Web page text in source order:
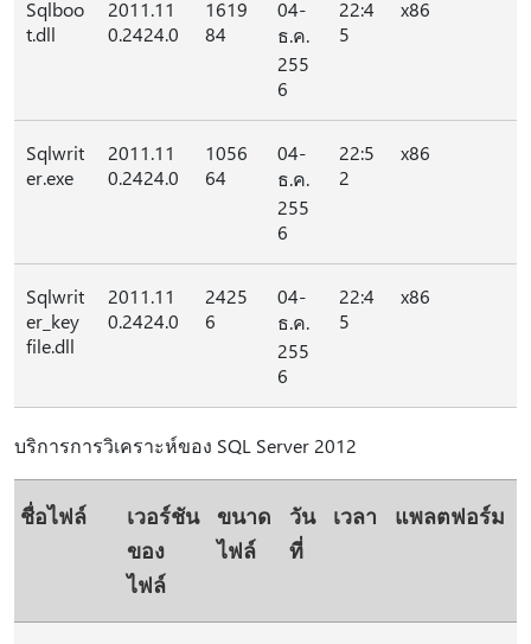
Sqlboo
t.dll
2011.11
0.2424.0
1619
84
04-
ธ.ค.
255
6
22:4
5
x86
Sqlwrit
er.exe
2011.11
0.2424.0
1056
64
04-
ธ.ค.
255
6
22:5
2
x86
Sqlwrit
er_key
file.dll
2011.11
0.2424.0
2425
6
04-
ธ.ค.
255
6
22:4
5
x86
บริการการวิเคราะห์ของ SQL Server 2012
ชื่อไฟล์
เวอร์ชัน
ของ
ไฟล์
ขนาด
ไฟล์
วัน
ที่
เวลา แพลตฟอร์ม